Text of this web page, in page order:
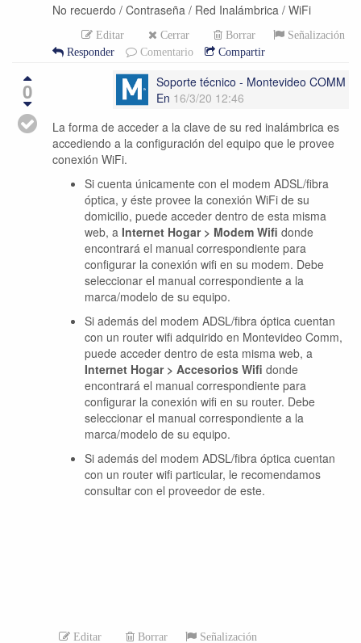
No recuerdo / Contraseña / Red Inalámbrica / WiFi
Editar Cerrar Borrar
Señalización
Responder
Comentario Compartir
0
Soporte técnico - Montevideo COMM
En 16/3/20 12:46
La forma de acceder a la clave de su red inalámbrica es
accediendo a la configuración del equipo que le provee
conexión WiFi.
Si cuenta únicamente con el modem ADSL/fibra
óptica, y éste provee la conexión WiFi de su
domicilio, puede acceder dentro de esta misma
web, a Internet Hogar > Modem Wifi donde
encontrará el manual correspondiente para
configurar la conexión wifi en su modem. Debe
seleccionar el manual correspondiente a la
marca/modelo de su equipo.
Si además del modem ADSL/fibra óptica cuentan
con un router wifi adquirido en Montevideo Comm,
puede acceder dentro de esta misma web, a
Internet Hogar > Accesorios Wifi donde
encontrará el manual correspondiente para
configurar la conexión wifi en su router. Debe
seleccionar el manual correspondiente a la
marca/modelo de su equipo.
Si además del modem ADSL/fibra óptica cuentan
con un router wifi particular, le recomendamos
consultar con el proveedor de este.
Editar Borrar
Señalización